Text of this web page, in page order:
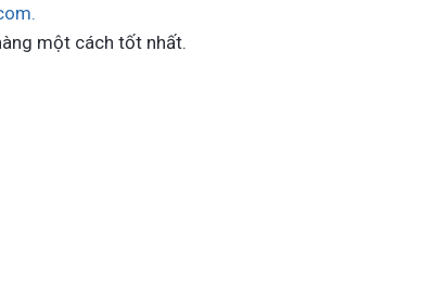
một cách tốt nhất.